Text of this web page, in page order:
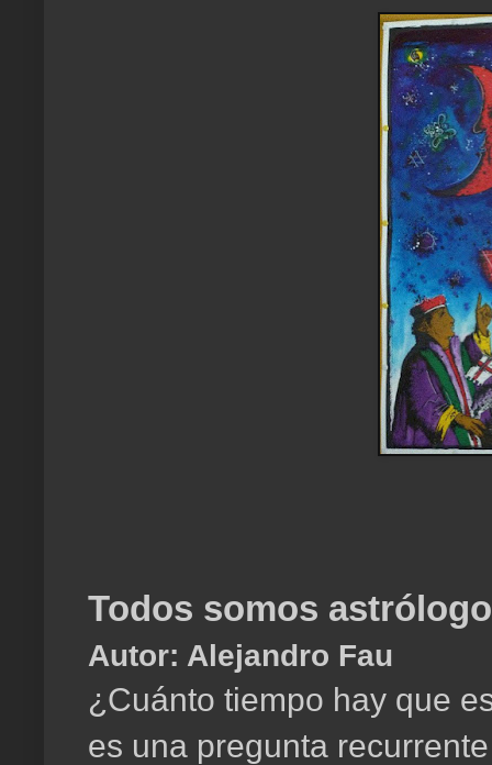
Todos somos
Autor: Alejandro Fau
¿Cuánto tiempo hay que
es una pregunta